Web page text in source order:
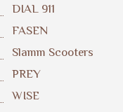
DIAL 911
FASEN
Slamm Scooters
PREY
WISE